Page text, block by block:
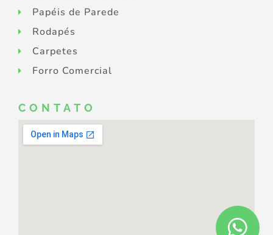
Papéis de Parede
Rodapés
Carpetes
Forro Comercial
CONTATO